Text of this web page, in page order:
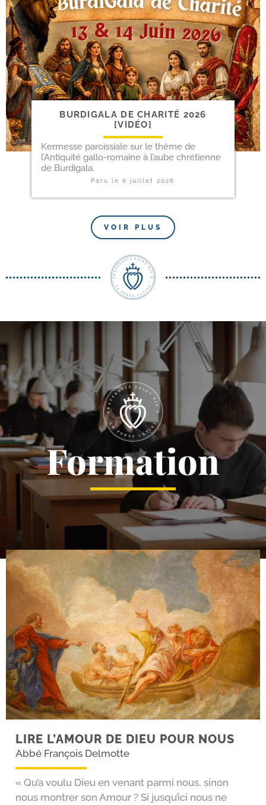
BURDIGALA DE CHARITÉ 2026
[VIDÉO]
Kermesse parois­siale sur le thème de
l’Antiquité gallo-​romaine à l’aube chré­tienne
de Burdigala.
Paru le6 juillet 2026
VOIR PLUS
Formation
LIRE L’AMOUR DE DIEU POUR NOUS
Abbé François Delmotte
« Qu’a vou­lu Dieu en venant par­mi nous, sinon
nous mon­trer son Amour ? Si jusqu’ici nous ne